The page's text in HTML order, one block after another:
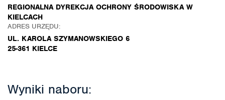
REGIONALNA DYREKCJA OCHRONY ŚRODOWISKA W
KIELCACH
ADRES URZĘDU:
UL. KAROLA SZYMANOWSKIEGO 6
25-361 KIELCE
Wyniki naboru: